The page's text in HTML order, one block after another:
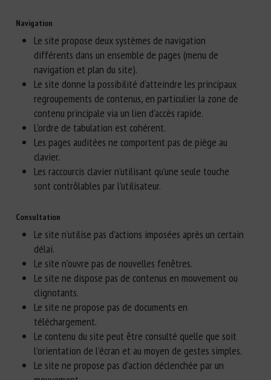
Navigation
Le site propose deux systèmes de navigation
différents dans un ensemble de pages (menu de
navigation et plan du site).
Le site donne la possibilité d’atteindre les principaux
regroupements de contenus, en particulier la zone de
contenu principale via un lien d’accès rapide.
L’ordre de tabulation est cohérent.
Les pages auditées ne comportent pas de piège au
clavier.
Les raccourcis clavier n’utilisant qu’une seule touche
sont contrôlables par l’utilisateur.
Consultation
Le site n’utilise pas d’actions imposées après un certain
délai.
Le site n’ouvre pas de nouvelles fenêtres.
Le site ne dispose pas de contenus en mouvement ou
clignotants.
Le site ne propose pas de documents en
téléchargement.
Le contenu du site peut être consulté quelle que soit
l’orientation de l’écran et au moyen de gestes simples.
Le site ne propose pas d’action déclenchée par un